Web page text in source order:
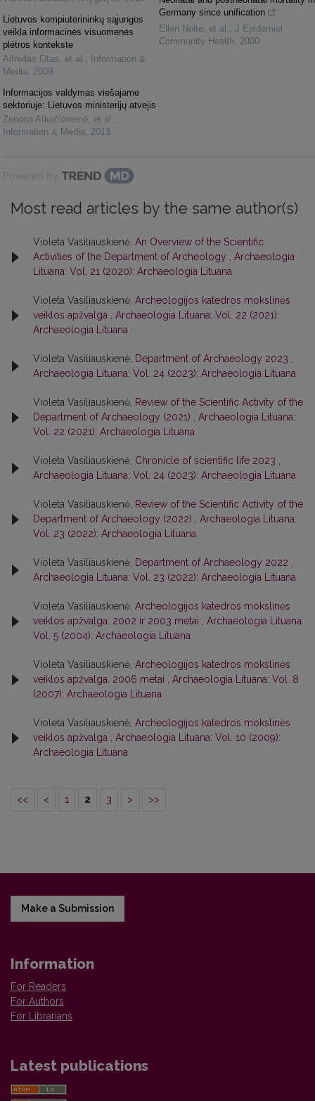
Lietuvos kompiuterininkų sąjungos
veikla informacinės visuomenės
plėtros kontekste
Alfredas Otas, et al. ,
Information &
Media, 2009
Informacijos valdymas viešajame
sektoriuje: Lietuvos ministerijų atvejis
Zenona Atkočiūnienė, et al. ,
Information & Media, 2013
Germany since unification
Ellen Nolte, et al. , J Epidemiol
Community Health, 2000
Powered by
Most read articles by the same author(s)
Violeta Vasiliauskienė, An Overview of the Scientific
Activities of the Department of Archeology
Archaeologia
Lituana: Vol. 21 (2020): Archaeologia Lituana
Violeta Vasiliauskienė, Archeologijos katedros mokslinės
veiklos apžvalga
Archaeologia Lituana: Vol. 22 (2021):
Archaeologia Lituana
Violeta Vasiliauskienė, Department of Archaeology 2023
Archaeologia Lituana: Vol. 24 (2023): Archaeologia Lituana
Violeta Vasiliauskienė, Review of the Scientific Activity of the
Department of Archaeology (2021)
Archaeologia Lituana:
Vol. 22 (2021): Archaeologia Lituana
Violeta Vasiliauskienė, Chronicle of scientific life 2023
Archaeologia Lituana: Vol. 24 (2023): Archaeologia Lituana
Violeta Vasiliauskienė, Review of the Scientific Activity of the
Department of Archaeology (2022)
Archaeologia Lituana:
Vol. 23 (2022): Archaeologia Lituana
Violeta Vasiliauskienė, Department of Archaeology 2022
Archaeologia Lituana: Vol. 23 (2022): Archaeologia Lituana
Violeta Vasiliauskienė, Archeologijos katedros mokslinės
veiklos apžvalga. 2002 ir 2003 metai
Archaeologia Lituana:
Vol. 5 (2004): Archaeologia Lituana
Violeta Vasiliauskienė, Archeologijos katedros mokslinės
veiklos apžvalga. 2006 metai
Archaeologia Lituana: Vol. 8
(2007): Archaeologia Lituana
Violeta Vasiliauskienė, Archeologijos katedros mokslinės
veiklos apžvalga
Archaeologia Lituana: Vol. 10 (2009):
Archaeologia Lituana
<< < 1 2 3 > >>
Make a Submission
Information
For Readers
For Authors
For Librarians
Latest publications